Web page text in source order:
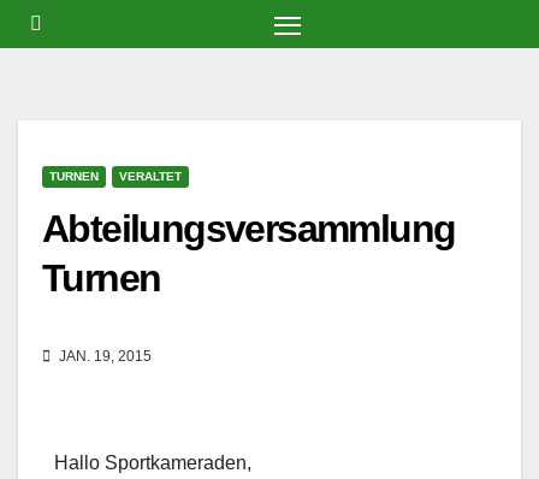
Zum
Inhalt
TURNEN VERALTET
Abteilungsversammlung
Turnen
JAN. 19, 2015
Hallo Sportkameraden,